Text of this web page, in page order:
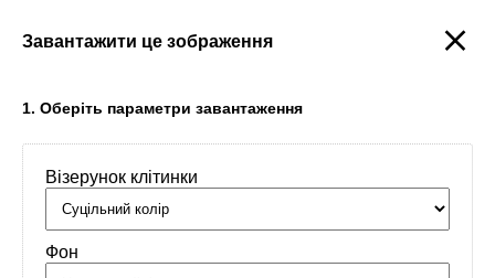
Головна / Орнаменти / Імена
Завантажити це зображення
1. Оберіть параметри завантаження
Візерунок клітинки
Фон